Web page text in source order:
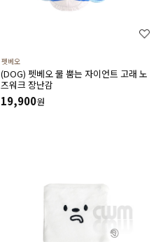
펫베오
(DOG) 펫베오 물 뿜는 자이언트 고래 노
즈워크 장난감
19,900원